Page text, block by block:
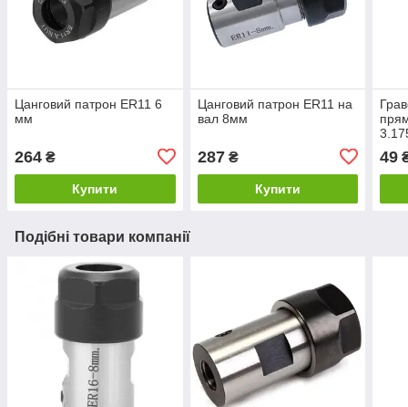
Цанговий патрон ER11 6
мм
264 ₴
Купити
Цанговий патрон ER11 на
вал 8мм
287₴
Купити
49
Подібні товари компанії